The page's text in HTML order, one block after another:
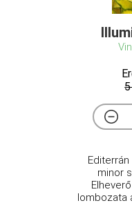
minor
lombozata